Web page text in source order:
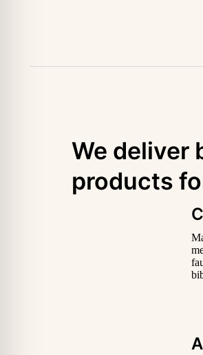
We deliver
products